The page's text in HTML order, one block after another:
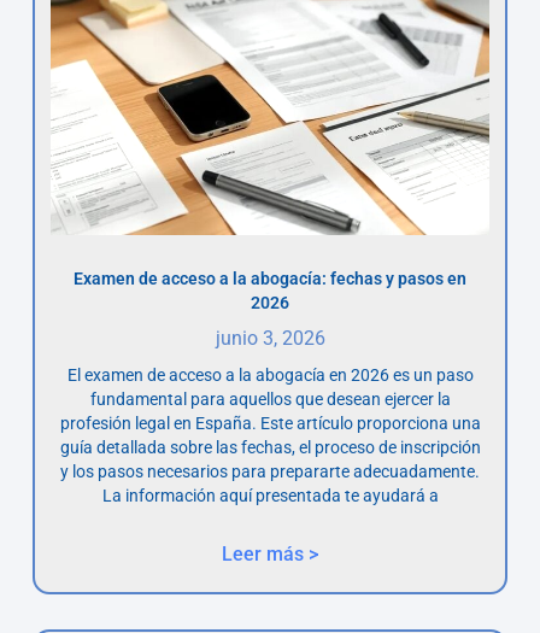
Examen de acceso a la abogacía: fechas y pasos en
2026
junio 3, 2026
El examen de acceso a la abogacía en 2026 es un paso
fundamental para aquellos que desean ejercer la
profesión legal en España. Este artículo proporciona una
guía detallada sobre las fechas, el proceso de inscripción
y los pasos necesarios para prepararte adecuadamente.
La información aquí presentada te ayudará a
Leer más >